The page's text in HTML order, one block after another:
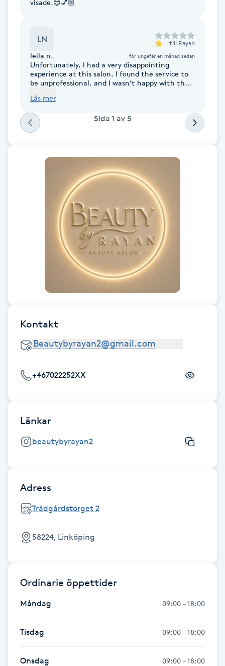
Fransrengöring
Frekvensterapi
Friskvård
Friskvårdsmassage
Gelenaglar
Gellack med förstärkning
Gravidyoga
Gruppträning
Gua Sha-massage
Hatha Yoga
Headspa
visade.😊💅🏼
LN till Rayan
leila n. för ungefär en månad sedan
Unfortunately, I had a very disappointing
experience at this salon. I found the service to
be unprofessional, and I wasn’t happy with the
this salon based on my experience, and I won’t
like your nails.
Läs mer
Sida 1 av 5
Kontakt
+467022252XX
Länkar
beautybyrayan2
Adress
Trädgårdstorget 2
58224, Linköping
Ordinarie öppettider
Måndag 09:00 - 18:00
Tisdag 09:00 - 18:00
Onsdag 09:00 - 18:00